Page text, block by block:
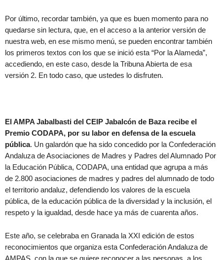
Por último, recordar también, ya que es buen momento para no
quedarse sin lectura, que, en el acceso a la anterior versión de
nuestra web, en ese mismo menú, se pueden encontrar también
los primeros textos con los que se inició esta “Por la Alameda”,
accediendo, en este caso, desde la Tribuna Abierta de esa
versión 2. En todo caso, que ustedes lo disfruten.
El AMPA Jabalbasti del CEIP Jabalcón de Baza recibe el
Premio CODAPA, por su labor en defensa de la escuela
pública. Un galardón que ha sido concedido por la Confederación
Andaluza de Asociaciones de Madres y Padres del Alumnado Por
la Educación Pública, CODAPA, una entidad que agrupa a más
de 2.800 asociaciones de madres y padres del alumnado de todo
el territorio andaluz, defendiendo los valores de la escuela
pública, de la educación pública de la diversidad y la inclusión, el
respeto y la igualdad, desde hace ya más de cuarenta años.
Este año, se celebraba en Granada la XXI edición de estos
reconocimientos que organiza esta Confederación Andaluza de
AMPAS, con la que se quiere reconocer a las personas, a los